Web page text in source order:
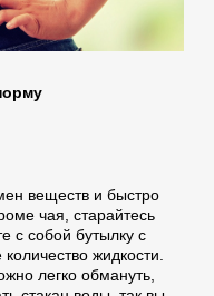
веществ и быстро
чая, старайтесь
с собой бутылку с
жидкости.
легко обмануть,